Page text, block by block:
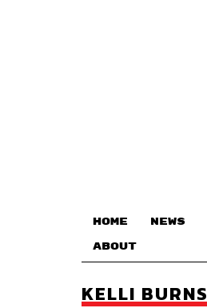
HOME NEWS
ABOUT
KELLI BURNS